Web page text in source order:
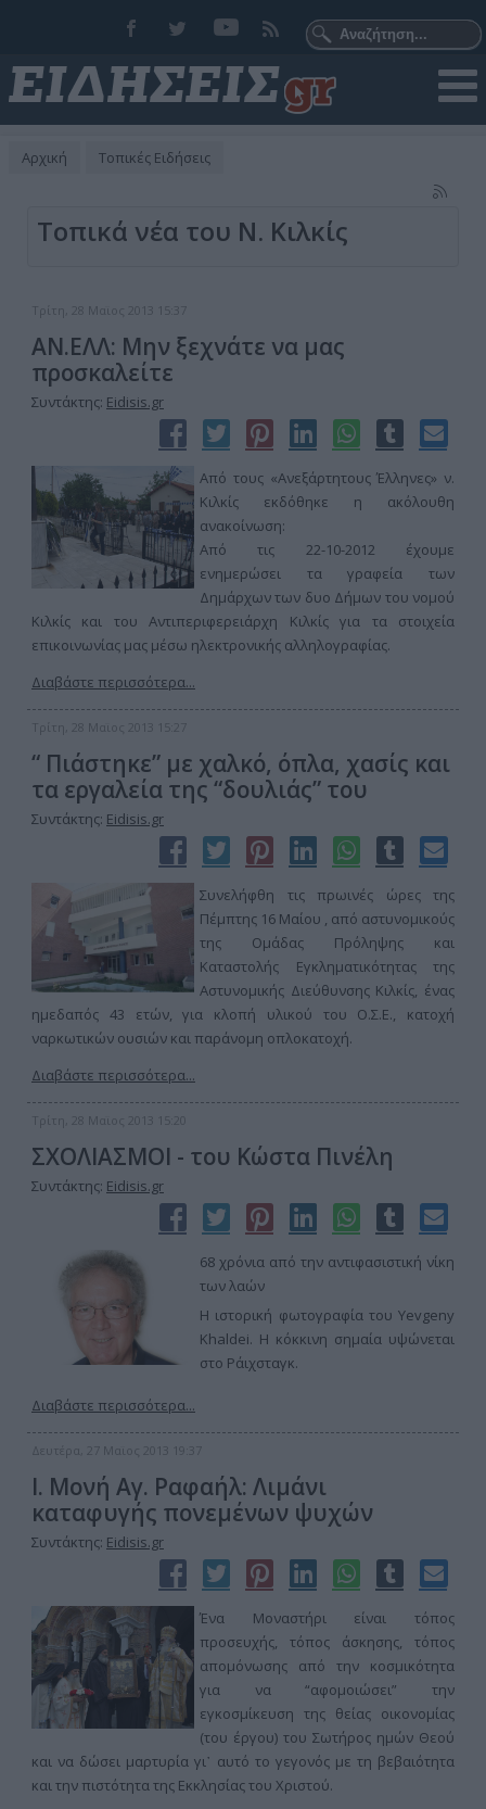
Αρχική Τοπικές Ειδήσεις
Τοπικά νέα του Ν. Κιλκίς
Τρίτη, 28 Μαϊος 2013 15:37
ΑΝ.ΕΛΛ: Μην ξεχνάτε να μας
προσκαλείτε
Συντάκτης: Eidisis.gr
Από τους «Ανεξάρτητους Έλληνες» ν.
Κιλκίς εκδόθηκε η ακόλουθη
ανακοίνωση:
Από τις 22-10-2012 έχουμε
ενημερώσει τα γραφεία των
Δημάρχων των δυο Δήμων του νομού
Κιλκίς και του Αντιπεριφερειάρχη Κιλκίς για τα στοιχεία
επικοινωνίας μας μέσω ηλεκτρονικής αλληλογραφίας.
Διαβάστε περισσότερα...
Τρίτη, 28 Μαϊος 2013 15:27
“ Πιάστηκε” με χαλκό, όπλα, χασίς και
τα εργαλεία της “δουλιάς” του
Συντάκτης: Eidisis.gr
Συνελήφθη τις πρωινές ώρες της
Πέμπτης 16 Μαίου , από αστυνομικούς
της Ομάδας Πρόληψης και
Καταστολής Εγκληματικότητας της
Αστυνομικής Διεύθυνσης Κιλκίς, ένας
ημεδαπός 43 ετών, για κλοπή υλικού του Ο.Σ.Ε., κατοχή
ναρκωτικών ουσιών και παράνομη οπλοκατοχή.
Διαβάστε περισσότερα...
Τρίτη, 28 Μαϊος 2013 15:20
ΣΧΟΛΙΑΣΜΟΙ - του Κώστα Πινέλη
Συντάκτης: Eidisis.gr
68 χρόνια από την αντιφασιστική νίκη
των λαών
Η ιστορική φωτογραφία του Yevgeny
Khaldei. Η κόκκινη σημαία υψώνεται
στο Ράιχσταγκ.
Διαβάστε περισσότερα...
Δευτέρα, 27 Μαϊος 2013 19:37
Ι. Μονή Αγ. Ραφαήλ: Λιμάνι
καταφυγής πονεμένων ψυχών
Συντάκτης: Eidisis.gr
Ένα Μοναστήρι είναι τόπος
προσευχής, τόπος άσκησης, τόπος
απομόνωσης από την κοσμικότητα
για να “αφομοιώσει” την
εγκοσμίκευση της θείας οικονομίας
(του έργου) του Σωτήρος ημών Θεού
και να δώσει μαρτυρία γι᾽ αυτό το γεγονός με τη βεβαιότητα
και την πιστότητα της Εκκλησίας του Χριστού.